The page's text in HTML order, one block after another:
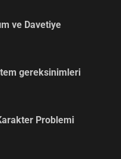
ve Davetiye
gereksinimleri
Problemi